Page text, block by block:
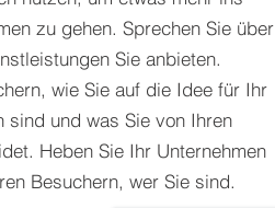
zu gehen. Sprechen Sie über
Sie anbieten.
wie Sie auf die Idee für Ihr
sind und was Sie von Ihren
Heben Sie Ihr Unternehmen
Besuchern, wer Sie sind.